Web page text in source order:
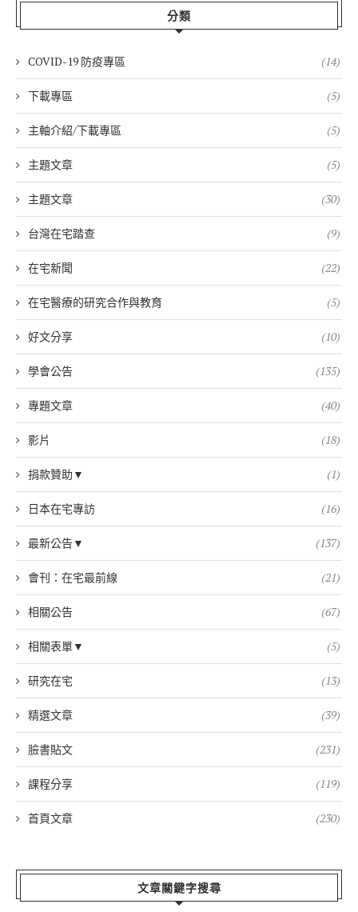
分類
COVID-19 防疫專區 (14)
下載專區 (5)
主軸介紹/下載專區 (5)
主題文章 (5)
主題文章 (30)
台灣在宅踏查 (9)
在宅新聞 (22)
在宅醫療的研究合作與教育 (5)
好文分享 (10)
學會公告 (135)
專題文章 (40)
影片 (18)
捐款贊助▼ (1)
日本在宅專訪 (16)
最新公告▼ (137)
會刊：在宅最前線 (21)
相關公告 (67)
相關表單▼ (5)
研究在宅 (13)
精選文章 (39)
臉書貼文 (231)
課程分享 (119)
首頁文章 (230)
文章關鍵字搜尋